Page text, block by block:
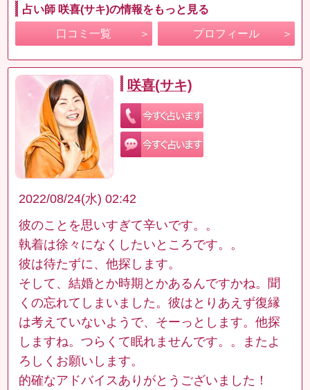
占い師 咲喜(サキ)の情報をもっと見る
口コミ一覧 プロフィール
咲喜(サキ)
2022/08/24(水) 02:42
彼のことを思いすぎて辛いです。。
執着は徐々になくしたいところです。。
彼は待たずに、他探します。
そして、結婚とか時期とかあるんですかね。聞
くの忘れてしまいました。彼はとりあえず復縁
は考えていないようで、そーっとします。他探
しますね。つらくて眠れませんです。。またよ
ろしくお願いします。
的確なアドバイスありがとうございました！